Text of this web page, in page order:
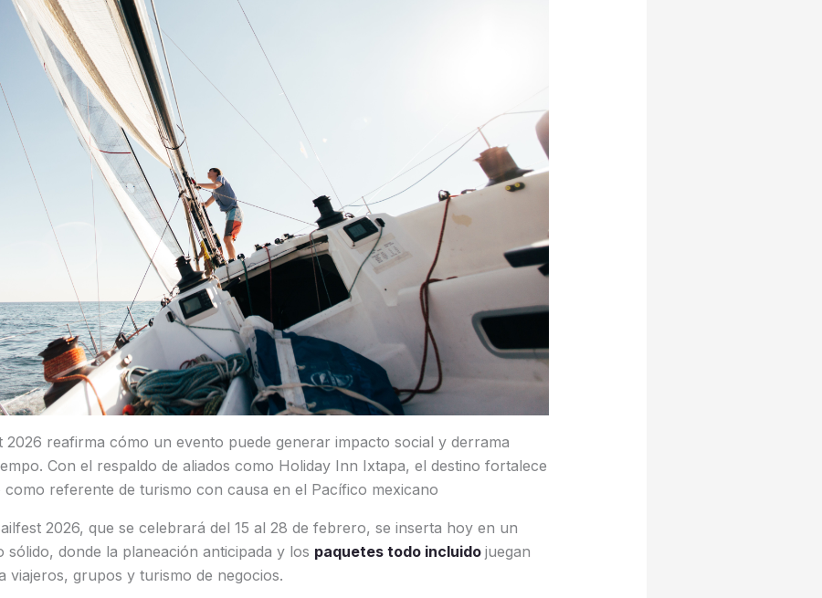
2026 reafirma cómo un evento puede generar impacto social y derrama
Con el respaldo de aliados como Holiday Inn Ixtapa, el destino fortalece
como referente de turismo con causa en el Pacífico mexicano
2026, que se celebrará del 15 al 28 de febrero, se inserta hoy en un
sólido, donde la planeación anticipada y los paquetes todo incluido juegan
viajeros, grupos y turismo de negocios.